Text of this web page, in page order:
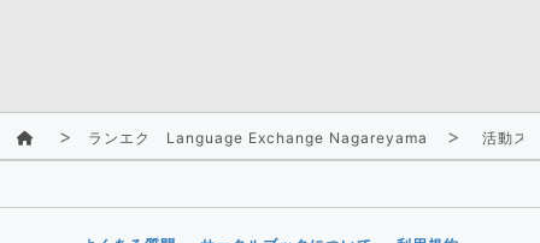
ランエク Language Exchange Nagareyama 活動ス